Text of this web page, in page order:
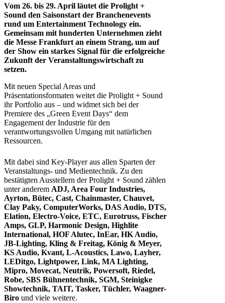
Vom 26. bis 29. April läutet die Prolight +
Sound den Saisonstart der Branchenevents
rund um Entertainment Technology ein.
Gemeinsam mit hunderten Unternehmen zieht
die Messe Frankfurt an einem Strang, um auf
der Show ein starkes Signal für die erfolgreiche
Zukunft der Veranstaltungswirtschaft zu
setzen.
Mit neuen Special Areas und
Präsentationsformaten weitet die Prolight + Sound
ihr Portfolio aus – und widmet sich bei der
Premiere des „Green Event Days“ dem
Engagement der Industrie für den
verantwortungsvollen Umgang mit natürlichen
Ressourcen.
Mit dabei sind Key-Player aus allen Sparten der
Veranstaltungs- und Medientechnik. Zu den
bestätigten Ausstellern der Prolight + Sound zählen
unter anderem ADJ, Area Four Industries,
Ayrton, Bütec, Cast, Chainmaster, Chauvet,
Clay Paky, ComputerWorks, DAS Audio, DTS,
Elation, Electro-Voice, ETC, Eurotruss, Fischer
Amps, GLP, Harmonic Design, Highlite
International, HOF Alutec, InEar, HK Audio,
JB-Lighting, Kling & Freitag, König & Meyer,
KS Audio, Kvant, L-Acoustics, Lawo, Layher,
LEDitgo, Lightpower, Link, MA Lighting,
Mipro, Movecat, Neutrik, Powersoft, Riedel,
Robe, SBS Bühnentechnik, SGM, Steinigke
Showtechnik, TAIT, Tasker, Tüchler, Waagner-
Biro und viele weitere.